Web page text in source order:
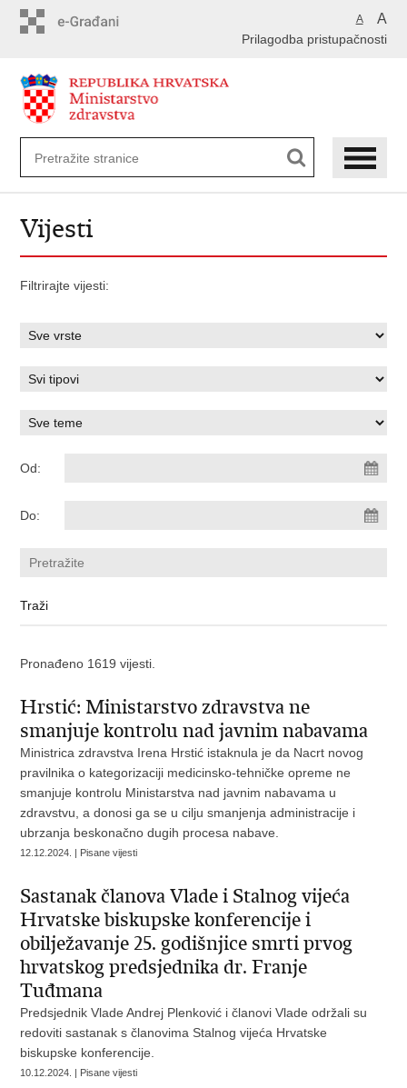
A A
Prilagodba pristupačnosti
Vijesti
Filtrirajte vijesti:
Od:
Do:
Pronađeno 1619 vijesti.
Hrstić: Ministarstvo zdravstva ne
smanjuje kontrolu nad javnim nabavama
Ministrica zdravstva Irena Hrstić istaknula je da Nacrt novog
pravilnika o kategorizaciji medicinsko-tehničke opreme ne
smanjuje kontrolu Ministarstva nad javnim nabavama u
zdravstvu, a donosi ga se u cilju smanjenja administracije i
ubrzanja beskonačno dugih procesa nabave.
12.12.2024. | Pisane vijesti
Sastanak članova Vlade i Stalnog vijeća
Hrvatske biskupske konferencije i
obilježavanje 25. godišnjice smrti prvog
hrvatskog predsjednika dr. Franje
Tuđmana
Predsjednik Vlade Andrej Plenković i članovi Vlade održali su
redoviti sastanak s članovima Stalnog vijeća Hrvatske
biskupske konferencije.
10.12.2024. | Pisane vijesti